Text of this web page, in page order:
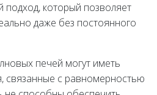
подход, который позволяет
даже без постоянного
печей могут иметь
связанные с равномерностью